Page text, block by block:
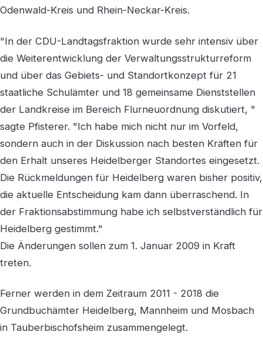
Odenwald-Kreis und Rhein-Neckar-Kreis.
"In der CDU-Landtagsfraktion wurde sehr intensiv über
die Weiterentwicklung der Verwaltungsstrukturreform
und über das Gebiets- und Standortkonzept für 21
staatliche Schulämter und 18 gemeinsame Dienststellen
der Landkreise im Bereich Flurneuordnung diskutiert, "
sagte Pfisterer. "Ich habe mich nicht nur im Vorfeld,
sondern auch in der Diskussion nach besten Kräften für
den Erhalt unseres Heidelberger Standortes eingesetzt.
Die Rückmeldungen für Heidelberg waren bisher positiv,
die aktuelle Entscheidung kam dann überraschend. In
der Fraktionsabstimmung habe ich selbstverständlich für
Heidelberg gestimmt."
Die Änderungen sollen zum 1. Januar 2009 in Kraft
treten.
Ferner werden in dem Zeitraum 2011 - 2018 die
Grundbuchämter Heidelberg, Mannheim und Mosbach
in Tauberbischofsheim zusammengelegt.